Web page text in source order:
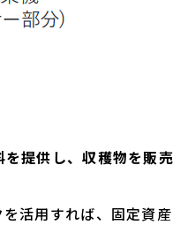
提供し、収穫物を販売
活用すれば、固定資産